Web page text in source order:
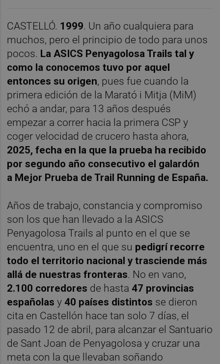
CASTELLÓ. 1999. Un año cualquiera para
muchos, pero el principio de todo para unos
pocos. La ASICS Penyagolosa Trails tal y
como la conocemos tuvo por aquel
entonces su origen, pues fue cuando la
primera edición de la Marató i Mitja (MiM)
echó a andar, para 13 años después
empezar a correr hacia la primera CSP y
coger velocidad de crucero hasta ahora,
2025, fecha en la que la prueba ha recibido
por segundo año consecutivo el galardón
a Mejor Prueba de Trail Running de España.
Años de trabajo, constancia y compromiso
son los que han llevado a la ASICS
Penyagolosa Trails al punto en el que se
encuentra, uno en el que su pedigrí recorre
todo el territorio nacional y trasciende más
allá de nuestras fronteras. No en vano,
2.100 corredores de hasta 47 provincias
españolasy 40 países distintos se dieron
cita en Castellón hace tan solo 7 días, el
pasado 12 de abril, para alcanzar el Santuario
de Sant Joan de Penyagolosa y cruzar una
meta con la que llevaban soñando